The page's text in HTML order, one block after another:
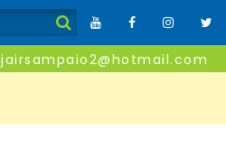
jairsampaio2@hotmail.com